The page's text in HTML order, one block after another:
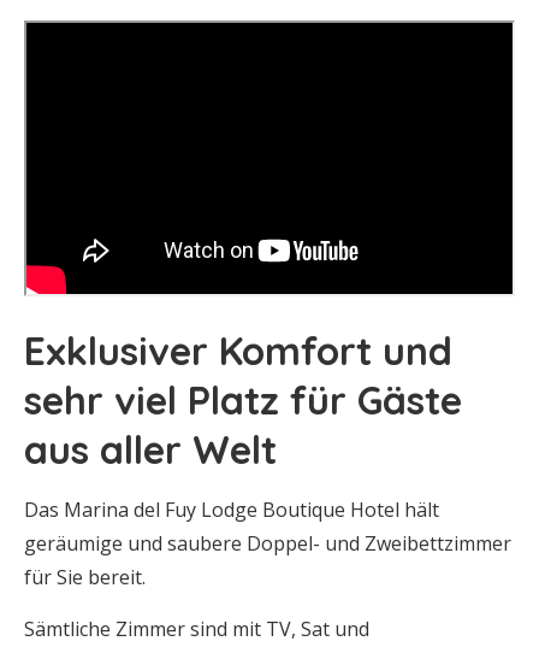
Exklusiver Komfort und
sehr viel Platz für Gäste
aus aller Welt
Das Marina del Fuy Lodge Boutique Hotel hält
geräumige und saubere Doppel- und Zweibettzimmer
für Sie bereit.
Sämtliche Zimmer sind mit TV, Sat und